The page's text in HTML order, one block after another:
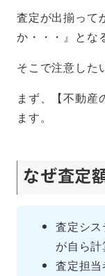
査定が出揃って
か・・・』とな
そこで注意した
まず、【不動産
ます。
なぜ査定
査定シ
が自ら
査定担